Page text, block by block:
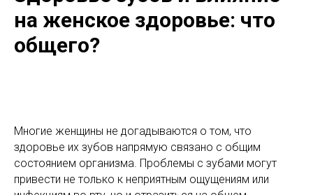
на женское здоровье: что
общего?
Многие женщины не догадываются о том, что
здоровье их зубов напрямую связано с общим
состоянием организма. Проблемы с зубами могут
привести не только к неприятным ощущениям или